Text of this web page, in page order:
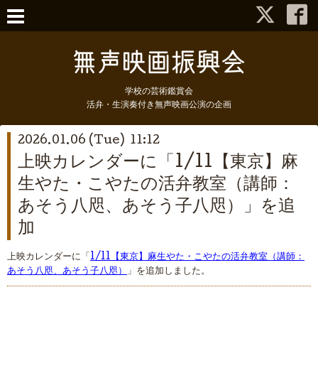
学校の芸術鑑賞会
活弁・生演奏付き無声映画公演の企画
2026.01.06 (Tue) 11:12
上映カレンダーに「1/11【東京】麻
生やた・こやたの活弁教室（講師：
あそう八咫、あそう子八咫）」を追
加
上映カレンダーに「 1/11【東京】麻生やた・こやたの活弁教室（講師：
あそう八咫、あそう子八咫） 」を追加しました。